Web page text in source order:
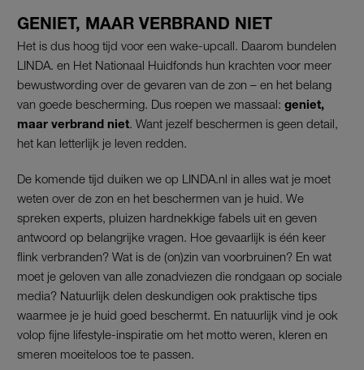
GENIET, MAAR VERBRAND NIET
Het is dus hoog tijd voor een wake-upcall. Daarom bundelen
LINDA. en Het Nationaal Huidfonds hun krachten voor meer
bewustwording over de gevaren van de zon – en het belang
van goede bescherming. Dus roepen we massaal: geniet,
maar verbrand niet. Want jezelf beschermen is geen detail,
het kan letterlijk je leven redden.
De komende tijd duiken we op LINDA.nl in alles wat je moet
weten over de zon en het beschermen van je huid. We
spreken experts, pluizen hardnekkige fabels uit en geven
antwoord op belangrijke vragen. Hoe gevaarlijk is één keer
flink verbranden? Wat is de (on)zin van voorbruinen? En wat
moet je geloven van alle zonadviezen die rondgaan op sociale
media? Natuurlijk delen deskundigen ook praktische tips
waarmee je je huid goed beschermt. En natuurlijk vind je ook
volop fijne lifestyle-inspiratie om het motto weren, kleren en
smeren moeiteloos toe te passen.